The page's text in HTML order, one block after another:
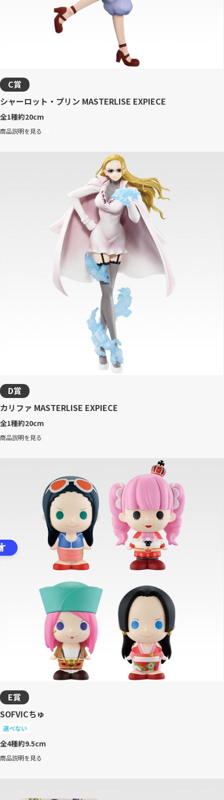
C賞
シャーロット・プリン MASTERLISE EXPIECE
全1種約20cm
商品説明を見る
D賞
カリファ MASTERLISE EXPIECE
全1種約20cm
商品説明を見る
E賞
SOFVICちゅ
選べない
全4種約9.5cm
商品説明を見る